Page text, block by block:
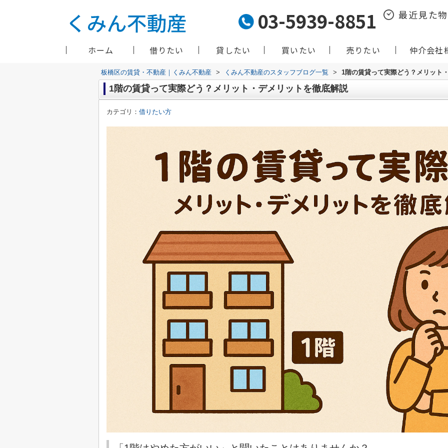
03-5939-8851 最近見た
ホーム 借りたい 貸したい 買いたい 売りたい 仲介会社
板橋区の賃貸・不動産｜くみん不動産 > くみん不動産のスタッフブログ一覧 > 1階の賃貸って実際どう？メリット
1階の賃貸って実際どう？メリット・デメリットを徹底解説
カテゴリ： 借りたい方